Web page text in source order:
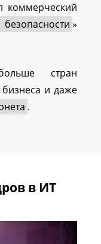
коммерческий
»
стран
и даже
.
в ИТ